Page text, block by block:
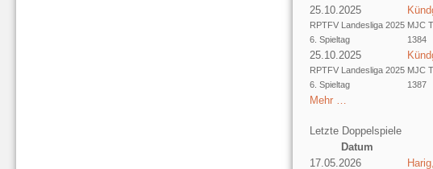
25.10.2025
RPTFV Landesliga 2025
6. Spieltag
MJC
1384
25.10.2025
RPTFV Landesliga 2025
6. Spieltag
MJC
1387
Mehr …
Letzte Doppelspiele
Datum
17.05.2026